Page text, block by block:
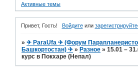
Активные темы
Привет, Гость! Войдитеили
»✈ ParaUfa ✈ (Форум
Башкортостан) ✈ » Разное »15.01 –
курс в Покхаре (Непал)